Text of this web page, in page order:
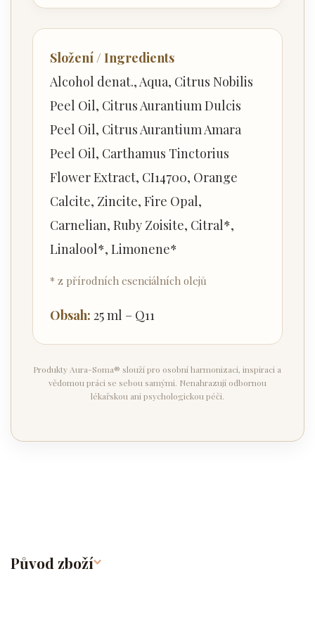
Složení / Ingredients
Alcohol denat., Aqua, Citrus Nobilis
Peel Oil, Citrus Aurantium Dulcis
Peel Oil, Citrus Aurantium Amara
Peel Oil, Carthamus Tinctorius
Flower Extract, CI14700, Orange
Calcite, Zincite, Fire Opal,
Carnelian, Ruby Zoisite, Citral*,
Linalool*, Limonene*
* z přírodních esenciálních olejů
Obsah: 25 ml – Q11
Produkty Aura-Soma® slouží pro osobní harmonizaci, inspiraci a
vědomou práci se sebou samými. Nenahrazují odbornou
lékařskou ani psychologickou péči.
Původ zboží